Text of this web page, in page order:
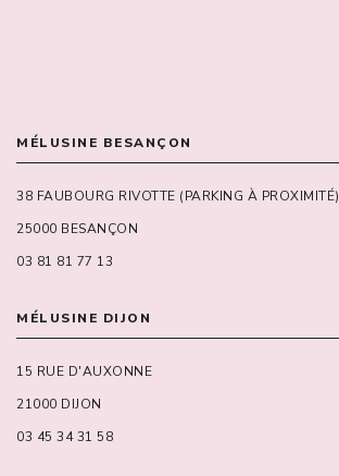
MÉLUSINE BESANÇON
38 FAUBOURG RIVOTTE (PARKING À PROXIMITÉ)
25000 BESANÇON
03 81 81 77 13
MÉLUSINE DIJON
15 RUE D'AUXONNE
21000 DIJON
03 45 34 31 58